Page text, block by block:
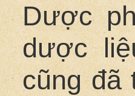
Dược
dược
cũng đã